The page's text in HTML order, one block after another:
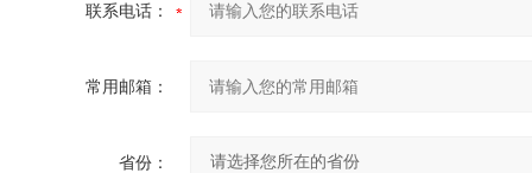
联系电话：
常用邮箱：
省份：